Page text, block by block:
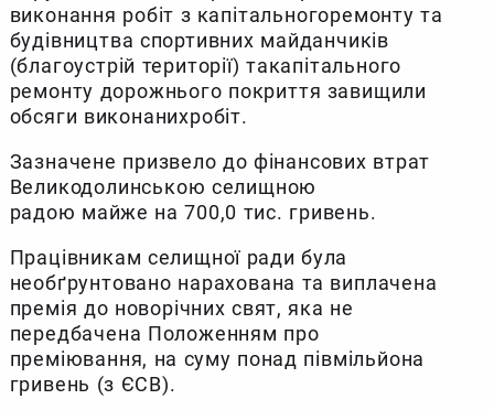
виконання робіт з капітальногоремонту та
будівництва спортивних майданчиків
(благоустрій території) такапітального
ремонту дорожнього покриття завищили
обсяги виконанихробіт.
Зазначене призвело до фінансових втрат
Великодолинською селищною
радою майже на 700,0 тис. гривень.
Працівникам селищної ради була
необґрунтовано нарахована та виплачена
премія до новорічних свят, яка не
передбачена Положенням про
преміювання, на суму понад півмільйона
гривень (з ЄСВ).